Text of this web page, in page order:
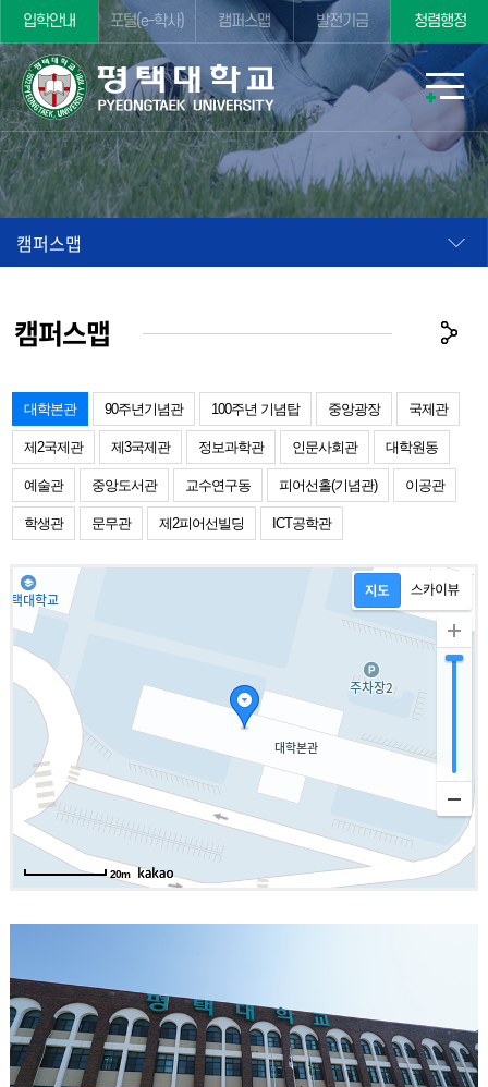
입학안내 포털(e-학사) 캠퍼스맵 발전기금 청렴행정
캠퍼스맵
캠퍼스맵
대학본관 90주년기념관 100주년 기념탑 중앙광장 국제관
제2국제관 제3국제관 정보과학관 인문사회관 대학원동
예술관 중앙도서관 교수연구동 피어선홀(기념관) 이공관
학생관 문무관 제2피어선빌딩 ICT공학관
총괄지원팀
입학팀
입학사정관실
부총장실
처장실
기도실
20m